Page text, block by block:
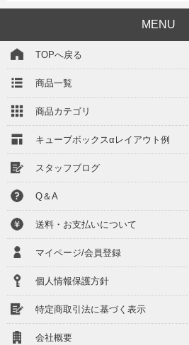
MENU
TOPへ戻る
商品一覧
商品カテゴリ
キューブボックスαレイアウト例
スタッフブログ
Q＆A
送料・お支払いについて
マイページ/会員登録
個人情報保護方針
特定商取引法に基づく表示
会社概要